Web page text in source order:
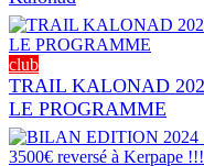
club
TRAIL KALONAD
LE PROGRAMME